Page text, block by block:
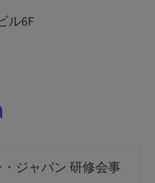
ル6F
ジャパン 研修会事